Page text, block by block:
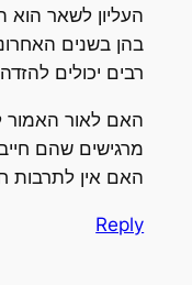
העליון לשאר הוא
בהן בשנים
רבים יכולים
האם לאור האמור
מרגישים שהם
האם אין לתרבות
Reply